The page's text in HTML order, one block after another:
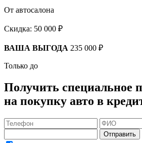
От автосалона
Скидка: 50 000 ₽
ВАША ВЫГОДА 235 000 ₽
Только до
Получить специальное
на покупку авто в
Отправить